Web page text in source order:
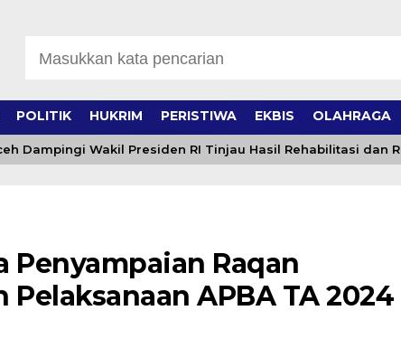
POLITIK HUKRIM PERISTIWA EKBIS OLAHRAGA
Wakil Presiden RI Tinjau Hasil Rehabilitasi dan
Penyampaian Raqan
APBA TA 2024